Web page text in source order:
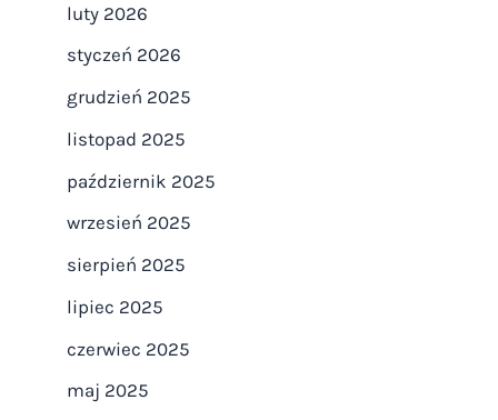
luty 2026
styczeń 2026
grudzień 2025
listopad 2025
październik 2025
wrzesień 2025
sierpień 2025
lipiec 2025
czerwiec 2025
maj 2025